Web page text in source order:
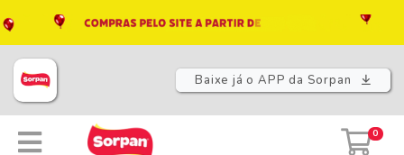
Baixe já o APP da Sorpan
0